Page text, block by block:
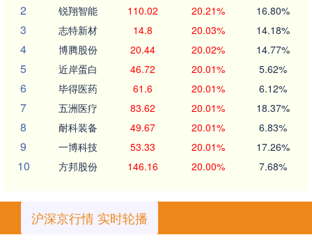
2 锐翔智能 110.02 20.21% 16.80%
3 志特新材 14.8 20.03% 14.18%
4 博腾股份 20.44 20.02% 14.77%
5 近岸蛋白 46.72 20.01% 5.62%
6 毕得医药 61.6 20.01% 6.12%
7 五洲医疗 83.62 20.01% 18.37%
8 耐科装备 49.67 20.01% 6.83%
9 一博科技 53.33 20.01% 17.26%
10 方邦股份 146.16 20.00% 7.68%
沪深京行情 实时轮播